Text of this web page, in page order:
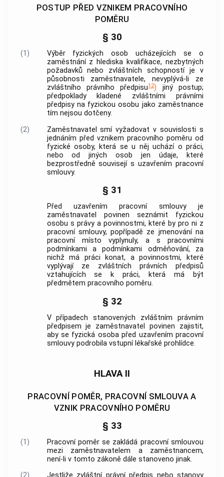
POSTUP PŘED VZNIKEM PRACOVNÍHO
POMĚRU
§ 30
(1)
Výběr fyzických osob ucházejících se o
zaměstnání z hlediska kvalifikace, nezbytných
požadavků nebo zvláštních schopností je v
působnosti zaměstnavatele, nevyplývá-li ze
zvláštního právního předpisu12) jiný postup;
předpoklady kladené zvláštními právními
předpisy na fyzickou osobu jako zaměstnance
tím nejsou dotčeny.
(2)
Zaměstnavatel smí vyžadovat v souvislosti s
jednáním před vznikem pracovního poměru od
fyzické osoby, která se u něj uchází o práci,
nebo od jiných osob jen údaje, které
bezprostředně souvisejí s uzavřením pracovní
smlouvy.
§ 31
Před uzavřením pracovní smlouvy je
zaměstnavatel povinen seznámit fyzickou
osobu s právy a povinnostmi, které by pro ni z
pracovní smlouvy, popřípadě ze jmenování na
pracovní místo vyplynuly, a s pracovními
podmínkami a podmínkami odměňování, za
nichž má práci konat, a povinnostmi, které
vyplývají ze zvláštních právních předpisů
vztahujících se k práci, která má být
předmětem pracovního poměru.
§ 32
V případech stanovených zvláštním právním
předpisem je zaměstnavatel povinen zajistit,
aby se fyzická osoba před uzavřením pracovní
smlouvy podrobila vstupní lékařské prohlídce.
HLAVA II
PRACOVNÍ POMĚR, PRACOVNÍ SMLOUVA A
VZNIK PRACOVNÍHO POMĚRU
§ 33
(1)
Pracovní poměr se zakládá pracovní smlouvou
mezi zaměstnavatelem a zaměstnancem,
není-li v tomto zákoně dále stanoveno jinak.